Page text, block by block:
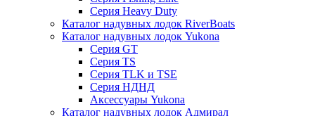
Серия Heavy Duty
Каталог надувных лодок RiverBoats
Каталог надувных лодок Yukona
Серия GT
Серия TS
Серия TLK и TSE
Серия НДНД
Аксессуары Yukona
Каталог надувных лодок Адмирал